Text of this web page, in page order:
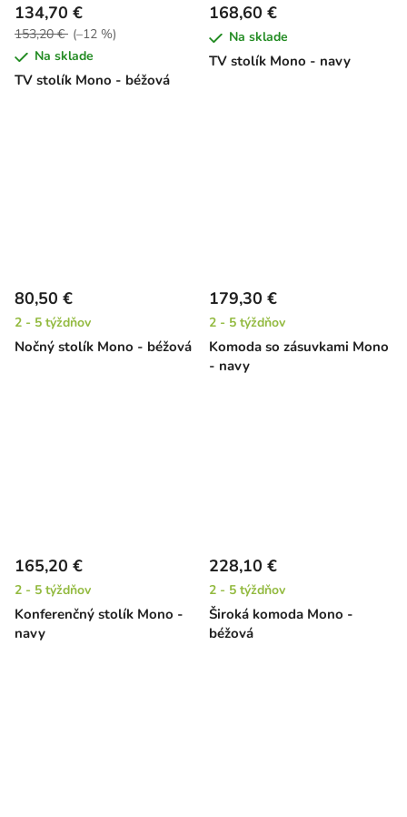
TV stolík Mono - béžová
134,70 €
153,20 € (–12 %)
Na sklade
TV stolík Mono - navy
168,60 €
Na sklade
Nočný stolík Mono - béžová
80,50 €
2 - 5 týždňov
Komoda so zásuvkami Mono
- navy
179,30 €
2 - 5 týždňov
Konferenčný stolík Mono -
navy
165,20 €
2 - 5 týždňov
Široká komoda Mono -
béžová
228,10 €
2 - 5 týždňov